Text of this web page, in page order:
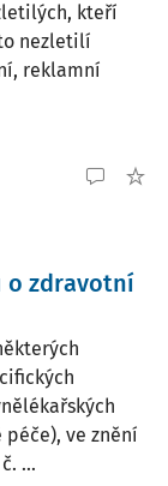
kteří
nezletilí
reklamní
o zdravotní
ve znění
...